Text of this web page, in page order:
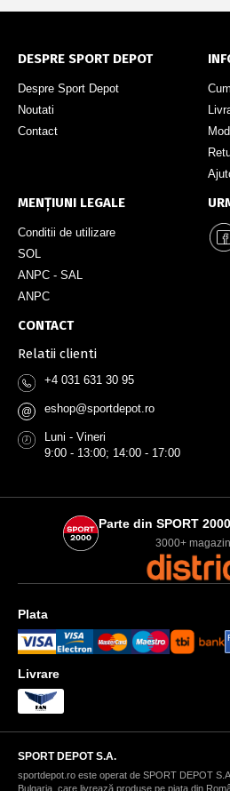
DESPRE SPORT DEPOT
Despre Sport Depot
Noutati
Contact
MENȚIUNI LEGALE
Conditii de utilizare
SOL
ANPC - SAL
ANPC
CONTACT
Relatii clienti
+4 031 631 30 95
@ eshop@sportdepot.ro
Luni - Vineri
9:00 - 13:00; 14:00 - 17:00
Parte din SPORT
3000+
Plata
Livrare
SPORT DEPOT S.A.
sportdepot.ro este operat de SPORT DEPOT
Bulgaria, care livrează produse pe piața din